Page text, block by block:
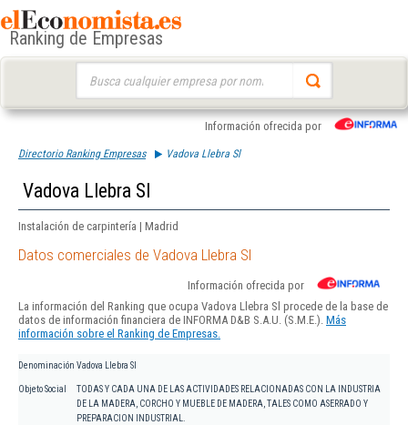
Ranking de Empresas
Información ofrecida por
Directorio Ranking Empresas Vadova Llebra Sl
Vadova Llebra Sl
Instalación de carpintería | Madrid
Datos comerciales de Vadova Llebra Sl
Información ofrecida por
La información del Ranking que ocupa Vadova Llebra Sl procede de la base de
datos de información financiera de INFORMA D&B S.A.U. (S.M.E.). Más
información sobre el Ranking de Empresas.
Denominación Vadova Llebra Sl
Objeto Social
TODAS Y CADA UNA DE LAS ACTIVIDADES RELACIONADAS CON LA INDUSTRIA
DE LA MADERA, CORCHO Y MUEBLE DE MADERA, TALES COMO ASERRADO Y
PREPARACION INDUSTRIAL.